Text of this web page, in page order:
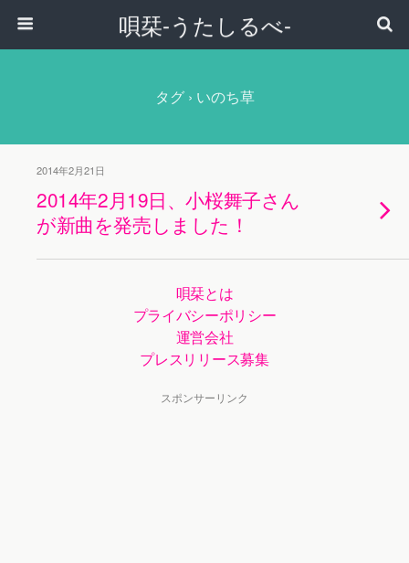
唄栞-うたしるべ-
タグ › いのち草
2014年2月21日
2014年2月19日、小桜舞子さん
が新曲を発売しました！
唄栞とは
プライバシーポリシー
運営会社
プレスリリース募集
スポンサーリンク